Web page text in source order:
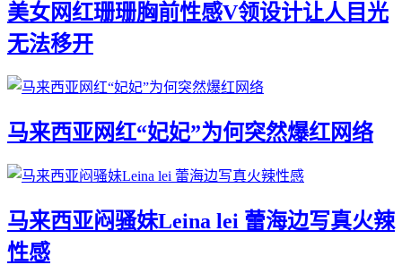
美女网红珊珊胸前性感V领设计让人目光
无法移开
马来西亚网红“妃妃”为何突然爆红网络
马来西亚闷骚妹Leina lei 蕾海边写真火辣
性感